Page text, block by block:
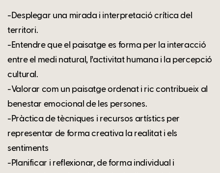
-Desplegar una mirada i interpretació crítica del
territori.
-Entendre que el paisatge es forma per la interacció
entre el medi natural, l’activitat humana i la percepció
cultural.
-Valorar com un paisatge ordenat i ric contribueix al
benestar emocional de les persones.
-Pràctica de tècniques i recursos artístics per
representar de forma creativa la realitat i els
sentiments
-Planificar i reflexionar, de forma individual i